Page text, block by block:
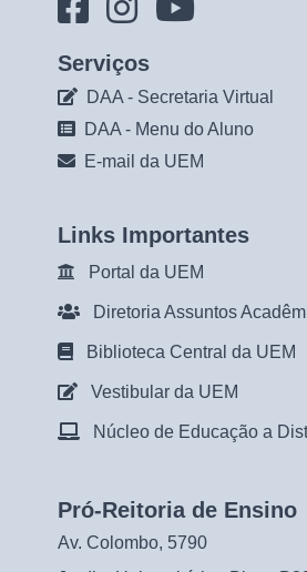
Serviços
DAA - Secretaria Virtual
DAA - Menu do Aluno
E-mail da UEM
Links Importantes
Portal da UEM
Diretoria Assuntos
Biblioteca Central da UEM
Vestibular da UEM
Núcleo de Educação a
Pró-Reitoria de Ensino
Av. Colombo, 5790